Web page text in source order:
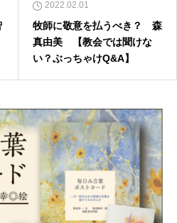
2022.02.01
牧師に敬意を払うべき？ 森
真由美 【教会では聞けな
い？ぶっちゃけQ&A】